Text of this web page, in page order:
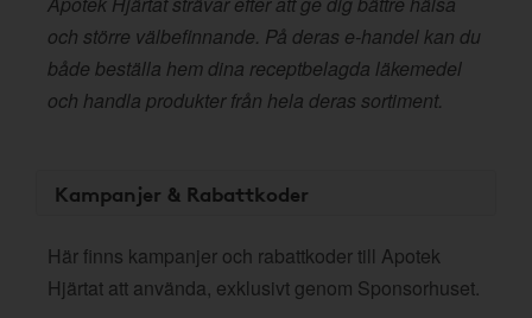
och större välbefinnande. På deras e-handel kan du
både beställa hem dina receptbelagda läkemedel
och handla produkter från hela deras sortiment.
Kampanjer & Rabattkoder
Här finns kampanjer och rabattkoder till Apotek
Hjärtat att använda, exklusivt genom Sponsorhuset.